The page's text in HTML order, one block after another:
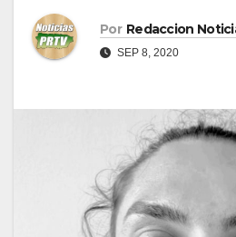
Por Redaccion
SEP 8, 2020